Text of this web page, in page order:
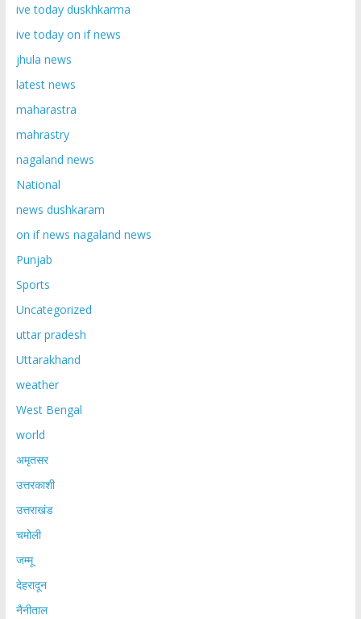
ive today duskhkarma
ive today on if news
jhula news
latest news
maharastra
mahrastry
nagaland news
National
news dushkaram
on if news nagaland news
Punjab
Sports
Uncategorized
uttar pradesh
Uttarakhand
weather
West Bengal
world
अमृतसर
उत्तरकाशी
उत्तराखंड
चमोली
जम्मू
देहरादून
नैनीताल